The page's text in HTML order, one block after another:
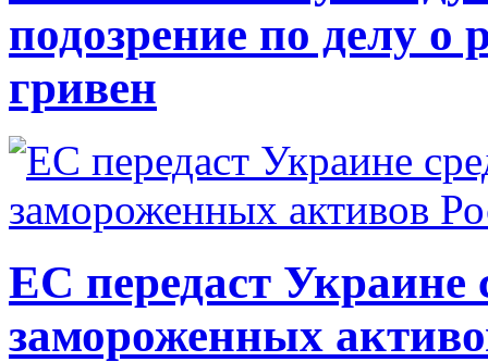
подозрение по делу о
гривен
ЕС передаст Украине
замороженных